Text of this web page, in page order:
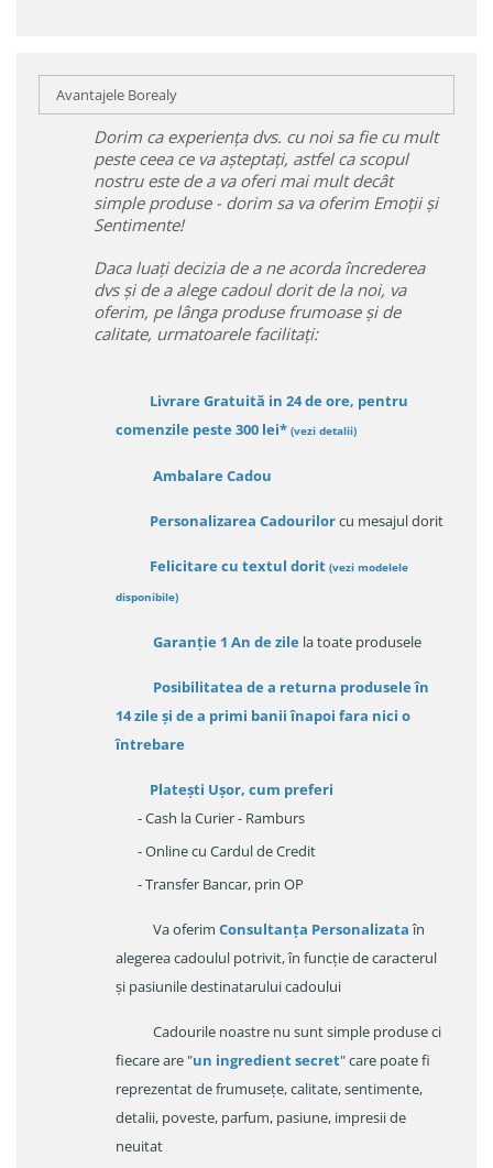
Avantajele Borealy
Dorim ca experiența dvs. cu noi sa fie cu mult
peste ceea ce va așteptați, astfel ca scopul
nostru este de a va oferi mai mult decât
simple produse - dorim sa va oferim Emoții și
Sentimente!
Daca luați decizia de a ne acorda încrederea
dvs și de a alege cadoul dorit de la noi, va
oferim, pe lânga produse frumoase și de
calitate, urmatoarele facilitați:
Livrare Gratuită in 24 de ore, pentru
comenzile peste 300 lei* (vezi detalii)
Ambalare Cadou
Personalizarea Cadourilorcu mesajul dorit
Felicitare cu textul dorit (vezi modelele
disponibile)
Garanție 1 An de zile la toate produsele
Posibilitatea de a returna produsele în
14 zileși de a primi banii înapoi fara nici o
întrebare
Platești Ușor, cum preferi
- Cash la Curier - Ramburs
- Online cu Cardul de Credit
- Transfer Bancar, prin OP
Va oferim Consultanța Personalizataîn
alegerea cadoulul potrivit, în funcție de caracterul
și pasiunile destinatarului cadoului
Cadourile noastre nu sunt simple produse ci
fiecare are "un ingredient secret" care poate fi
reprezentat de frumusețe, calitate, sentimente,
detalii, poveste, parfum, pasiune, impresii de
neuitat